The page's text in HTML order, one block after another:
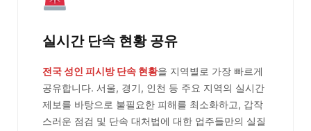
실시간 단속 현황 공유
전국 성인 피시방 단속 현황을 지역별로 가장 빠르게
공유합니다. 서울, 경기, 인천 등 주요 지역의 실시간
제보를 바탕으로 불필요한 피해를 최소화하고, 갑작
스러운 점검 및 단속 대처법에 대한 업주들만의 실질